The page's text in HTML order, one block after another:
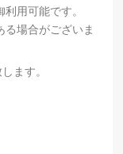
用可能です。
る場合がございま
ます。